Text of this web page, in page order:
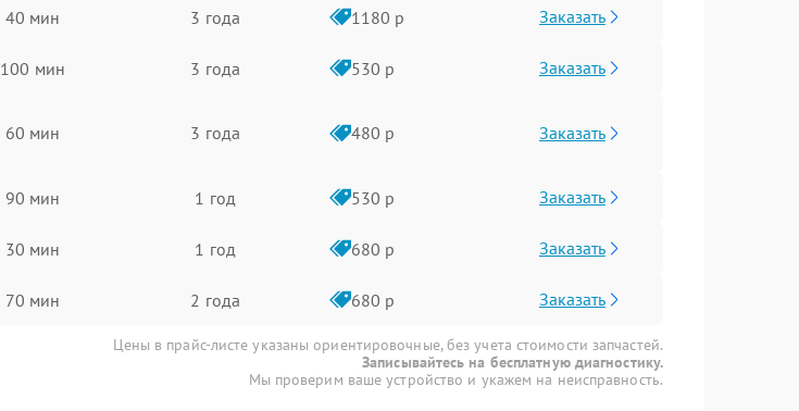
40 мин 3 года 1180 р Заказать
100 мин 3 года 530 р Заказать
60 мин 3 года 480 р Заказать
90 мин 1 год 530 р Заказать
30 мин 1 год 680 р Заказать
70 мин 2 года 680 р Заказать
Цены в прайс-листе указаны ориентировочные, без учета стоимости запчастей.
Записывайтесь на бесплатную диагностику.
Мы проверим ваше устройство и укажем на неисправность.